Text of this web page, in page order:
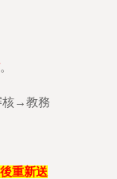
。
核→教務
重新送